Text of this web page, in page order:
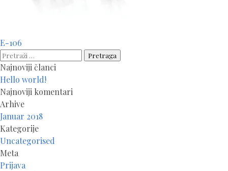
Navigacija
članaka
E-106
Pretraga:
Najnoviji članci
Hello world!
Najnoviji komentari
Arhive
Januar 2018
Kategorije
Uncategorised
Meta
Prijava